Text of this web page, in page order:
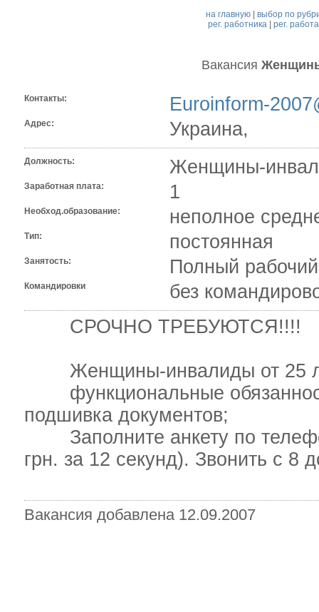
на главную |выбор по
рег. работника| рег.
Вакансия
Контакты: Euroinform-
Адрес: Украина,
Должность: Женщины-
Заработная плата: 1
Необход.образование: неполное
Тип: постоянная
Занятость: Полный
Командировки
без
СРОЧНО ТРЕБУЮТСЯ!!!!
Женщины-инвалиды от 25
функциональные
подшивка документов;
Заполните анкету по
грн. за 12 секунд). Звонить с 8
Вакансия добавлена 12.09.2007